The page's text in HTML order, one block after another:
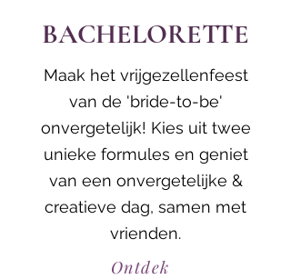
BACHELORETTE
Maak het vrijgezellenfeest
van de 'bride-to-be'
onvergetelijk! Kies uit twee
unieke formules en geniet
van een onvergetelijke &
creatieve dag, samen met
vrienden.
Ontdek